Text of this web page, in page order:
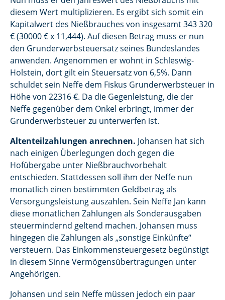
diesem Wert multiplizieren. Es ergibt sich somit ein
Kapitalwert des Nießbrauches von insgesamt 343 320
€ (30000 € x 11,444). Auf diesen Betrag muss er nun
den Grunderwerbsteuersatz seines Bundeslandes
anwenden. Angenommen er wohnt in Schleswig-
Holstein, dort gilt ein Steuersatz von 6,5%. Dann
schuldet sein Neffe dem Fiskus Grunderwerbsteuer in
Höhe von 22316 €. Da die Gegenleistung, die der
Neffe gegenüber dem Onkel erbringt, immer der
Grunderwerbsteuer zu unterwerfen ist.
Altenteilzahlungen anrechnen. Johansen hat sich
nach einigen Überlegungen doch gegen die
Hofübergabe unter Nießbrauchvorbehalt
entschieden. Stattdessen soll ihm der Neffe nun
monatlich einen bestimmten Geldbetrag als
Versorgungsleistung auszahlen. Sein Neffe Jan kann
diese monatlichen Zahlungen als Sonderausgaben
steuermindernd geltend machen. Johansen muss
hingegen die Zahlungen als „sonstige Einkünfte“
versteuern. Das Einkommensteuergesetz begünstigt
in diesem Sinne Vermögensübertragungen unter
Angehörigen.
Johansen und sein Neffe müssen jedoch ein paar